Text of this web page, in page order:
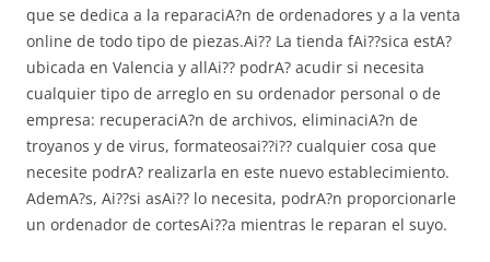
que se dedica a la reparaciA?n de ordenadores y a la venta
online de todo tipo de piezas.Ai?? La tienda fAi??sica estA?
ubicada en Valencia y allAi?? podrA? acudir si necesita
cualquier tipo de arreglo en su ordenador personal o de
empresa: recuperaciA?n de archivos, eliminaciA?n de
troyanos y de virus, formateosai??i?? cualquier cosa que
necesite podrA? realizarla en este nuevo establecimiento.
AdemA?s, Ai??si asAi?? lo necesita, podrA?n proporcionarle
un ordenador de cortesAi??a mientras le reparan el suyo.